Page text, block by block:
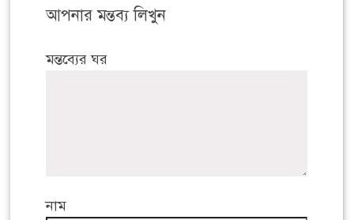
আপনার মন্তব্য লিখুন
মন্তব্যের ঘর
নাম